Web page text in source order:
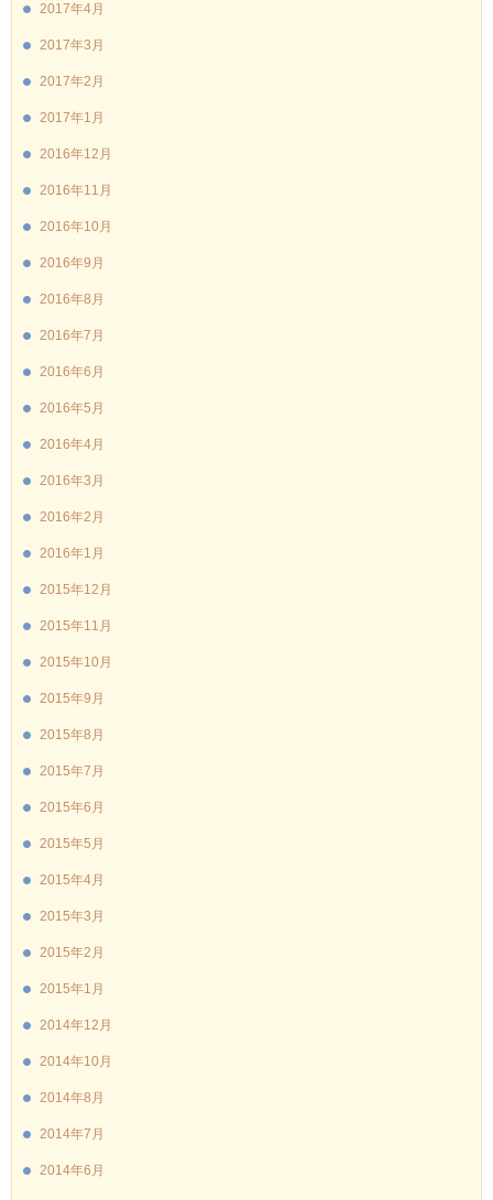
2017年4月
2017年3月
2017年2月
2017年1月
2016年12月
2016年11月
2016年10月
2016年9月
2016年8月
2016年7月
2016年6月
2016年5月
2016年4月
2016年3月
2016年2月
2016年1月
2015年12月
2015年11月
2015年10月
2015年9月
2015年8月
2015年7月
2015年6月
2015年5月
2015年4月
2015年3月
2015年2月
2015年1月
2014年12月
2014年10月
2014年8月
2014年7月
2014年6月